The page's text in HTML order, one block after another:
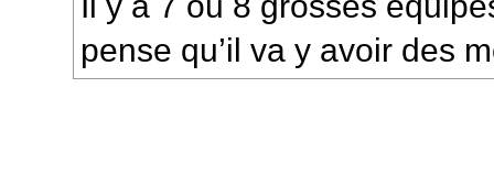
pense qu’il va y avoir des